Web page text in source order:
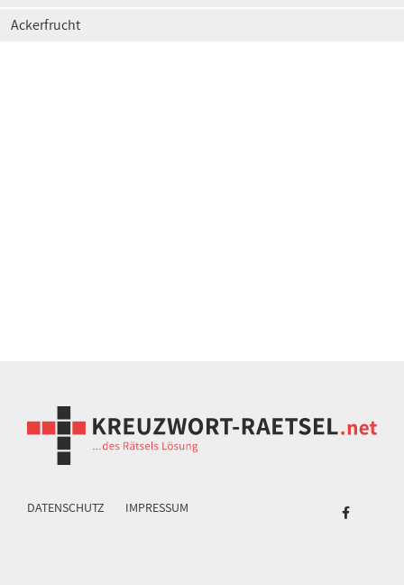
Ackerfrucht
DATENSCHUTZ IMPRESSUM